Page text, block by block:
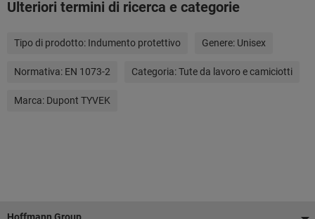
Ulteriori termini di ricerca e categorie
Tipo di prodotto: Indumento protettivo Genere: Unisex
Normativa: EN 1073-2 Categoria:Tute da lavoro e camiciotti
Marca: Dupont TYVEK